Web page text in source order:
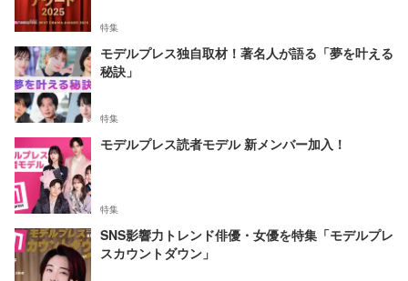
特集
モデルプレス独自取材！著名人が語る「夢を叶える
秘訣」
特集
モデルプレス読者モデル 新メンバー加入！
特集
SNS影響力トレンド俳優・女優を特集「モデルプレ
スカウントダウン」